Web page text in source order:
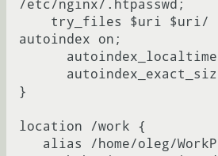
/etc/nginx/.htpasswd;
autoindex on;
}
location /work {